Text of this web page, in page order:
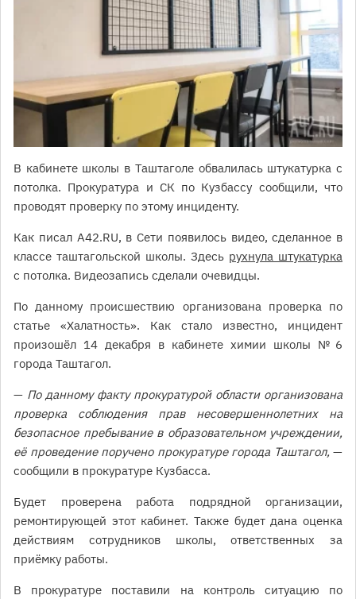
В кабинете школы в Таштаголе обвалилась штукатурка с
потолка. Прокуратура и СК по Кузбассу сообщили, что
проводят проверку по этому инциденту.
Как писал A42.RU, в Сети появилось видео, сделанное в
классе таштагольской школы. Здесь рухнула штукатурка
с потолка. Видеозапись сделали очевидцы.
По данному происшествию организована проверка по
статье «Халатность». Как стало известно, инцидент
произошёл 14 декабря в кабинете химии школы № 6
города Таштагол.
— По данному факту прокуратурой области организована
проверка соблюдения прав несовершеннолетних на
безопасное пребывание в образовательном учреждении,
её проведение поручено прокуратуре города Таштагол, —
сообщили в прокуратуре Кузбасса.
Будет проверена работа подрядной организации,
ремонтирующей этот кабинет. Также будет дана оценка
действиям сотрудников школы, ответственных за
приёмку работы.
В прокуратуре поставили на контроль ситуацию по